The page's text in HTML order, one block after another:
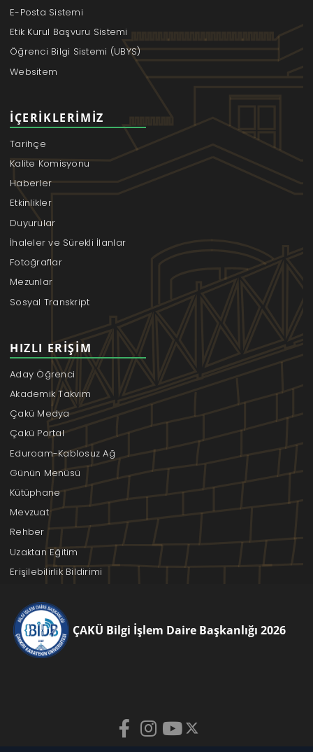
E-Posta Sistemi
Etik Kurul Başvuru Sistemi
Öğrenci Bilgi Sistemi (UBYS)
Websitem
İÇERIKLERIMIZ
Tarihçe
Kalite Komisyonu
Haberler
Etkinlikler
Duyurular
İhaleler ve Sürekli İlanlar
Fotoğraflar
Mezunlar
Sosyal Transkript
HIZLI ERIŞIM
Aday Öğrenci
Akademik Takvim
Çakü Medya
Çakü Portal
Eduroam-Kablosuz Ağ
Günün Menüsü
Kütüphane
Mevzuat
Rehber
Uzaktan Eğitim
Erişilebilirlik Bildirimi
ÇAKÜ Bilgi İşlem Daire Başkanlığı 2026